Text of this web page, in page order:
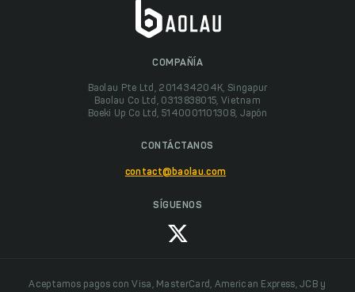
COMPAÑÍA
Baolau Pte Ltd, 201434204K, Singapur
Baolau Co Ltd, 0313838015, Vietnam
Boeki Up Co Ltd, 5140001101308, Japón
CONTÁCTANOS
contact@baolau.com
SÍGUENOS
Aceptamos pagos con Visa, MasterCard, American Express, JCB y